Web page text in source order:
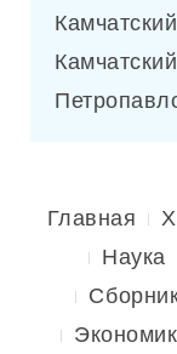
Главная
Наука